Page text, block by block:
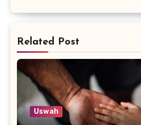
Related Post
Uswah